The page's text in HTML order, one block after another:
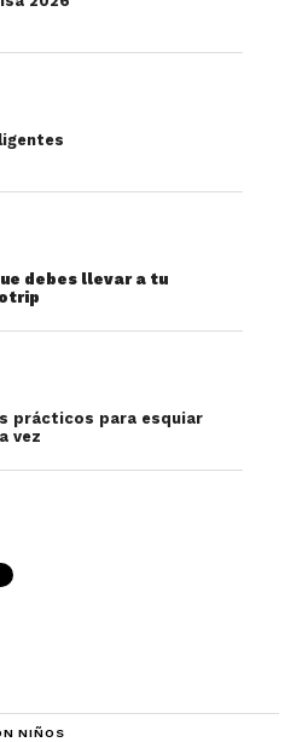
debes llevar a tu
prácticos para esquiar
vez
NIÑOS